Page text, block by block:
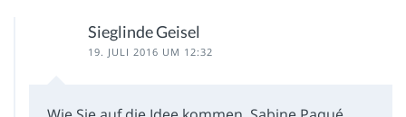
Sieglinde Geisel
19. JULI 2016 UM 12:32